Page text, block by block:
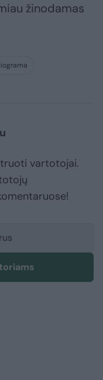
žinodamas
vartotojai.